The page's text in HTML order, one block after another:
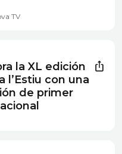
TV
la XL edición
l’Estiu con una
de primer